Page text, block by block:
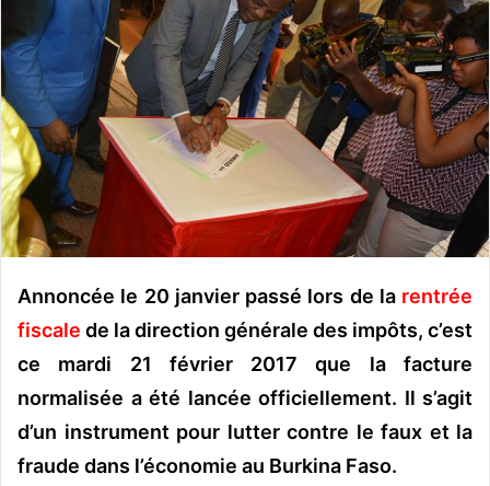
e
n
u
e
Annoncée le 20 janvier passé lors de la rentrée
fiscale de la direction générale des impôts, c’est
ce mardi 21 février 2017 que la facture
normalisée a été lancée officiellement. Il s’agit
d’un instrument pour lutter contre le faux et la
fraude dans l’économie au Burkina Faso.